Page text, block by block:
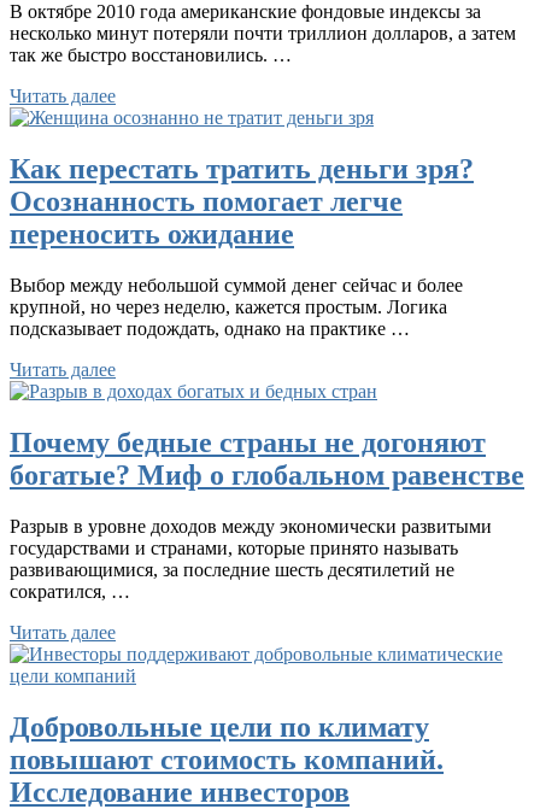
В октябре 2010 года американские фондовые индексы за
несколько минут потеряли почти триллион долларов, а затем
так же быстро восстановились. …
Читать далее
Как перестать тратить деньги зря?
Осознанность помогает легче
переносить ожидание
Выбор между небольшой суммой денег сейчас и более
крупной, но через неделю, кажется простым. Логика
подсказывает подождать, однако на практике …
Читать далее
Почему бедные страны не догоняют
богатые? Миф о глобальном равенстве
Разрыв в уровне доходов между экономически развитыми
государствами и странами, которые принято называть
развивающимися, за последние шесть десятилетий не
сократился, …
Читать далее
Добровольные цели по климату
повышают стоимость компаний.
Исследование инвесторов